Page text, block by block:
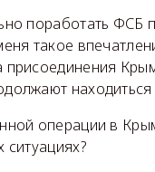
поработать ФСБ
такое
операции в